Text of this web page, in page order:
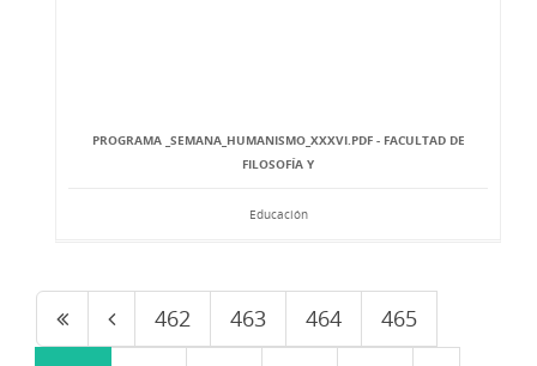
PROGRAMA _SEMANA_HUMANISMO_XXXVI.PDF - FACULTAD DE
FILOSOFÍA Y
Educación
462 463 464
465